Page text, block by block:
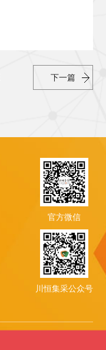
下一篇
官方微信
川恒集采公众号